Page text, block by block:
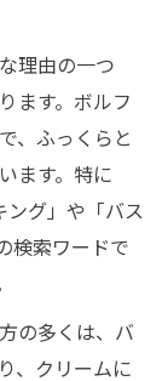
理由の一つ
ます。ボルフ
、ふっくらと
ます。特に
ング」や「バス
検索ワードで
の多くは、バ
、クリームに